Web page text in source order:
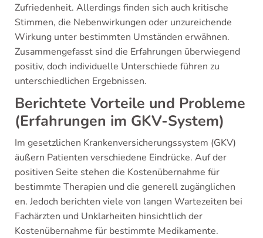
Zufriedenheit. Allerdings finden sich auch kritische
Stimmen, die Nebenwirkungen oder unzureichende
Wirkung unter bestimmten Umständen erwähnen.
Zusammengefasst sind die Erfahrungen überwiegend
positiv, doch individuelle Unterschiede führen zu
unterschiedlichen Ergebnissen.
Berichtete Vorteile und Probleme
(Erfahrungen im GKV-System)
Im gesetzlichen Krankenversicherungssystem (GKV)
äußern Patienten verschiedene Eindrücke. Auf der
positiven Seite stehen die Kostenübernahme für
bestimmte Therapien und die generell zugänglichen
en. Jedoch berichten viele von langen Wartezeiten bei
Fachärzten und Unklarheiten hinsichtlich der
Kostenübernahme für bestimmte Medikamente.